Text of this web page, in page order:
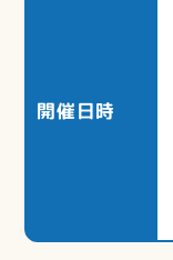
開催日時